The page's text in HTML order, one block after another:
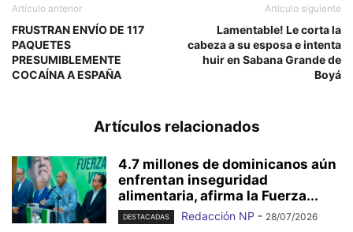
Artículo anterior
FRUSTRAN ENVÍO DE 117
PAQUETES
PRESUMIBLEMENTE
COCAÍNA A ESPAÑA
Artículo siguiente
Lamentable! Le corta la
cabeza a su esposa e intenta
huir en Sabana Grande de
Boyá
Artículos relacionados
4.7 millones de dominicanos aún
enfrentan inseguridad
alimentaria, afirma la Fuerza...
DESTACADAS Redacción NP - 28/07/2026